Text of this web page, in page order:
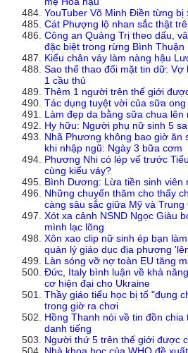
YouTuber Võ Minh Điền từng bị
Cát Phượng lộ nhan sắc thật
Công an Quảng Trị theo dấu,
đặc biệt trong rừng Bình Thuận
Kiểu chân váy làm nàng hậu
Sao thể thao đối mặt tin dữ:
1 cầu thủ
Thêm 1 người trên thế giới
Tác dụng tuyệt vời của sữa
Làm đẹp da bằng sữa chua lên
Hy hữu: Người phụ nữ sinh 5
Nhã Phương không bao giờ ăn
khi nhập ngũ: Ngày 3 bữa cơm
Phương Nhi có lép vế trước
cùng kiểu váy?
Bình Dương: Lừa tiền sinh viên
Những chuyến thăm cho thấy
càng sâu sắc giữa Mỹ và Trung
Xót xa cảnh NSND Ngọc Giàu
mình lạc lõng
Xôn xao clip nữ sinh ép bạn
quản lý giáo dục địa phương
Làn sóng vỡ nợ toàn EU tăng
Đức, Italy bình luận về khả
cơ hiện đại cho Ukraine
Thầy giáo tiểu học bị tố "đụng
trong giờ ra chơi
Hồng Thanh nói về tin đồn chia
danh tiếng
Người thứ 5 trên thế giới được